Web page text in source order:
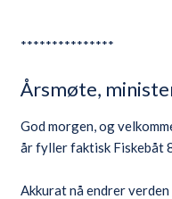
***************
Årsmøte,
God morgen, og
år fyller faktisk Fiskebåt
Akkurat nå endrer